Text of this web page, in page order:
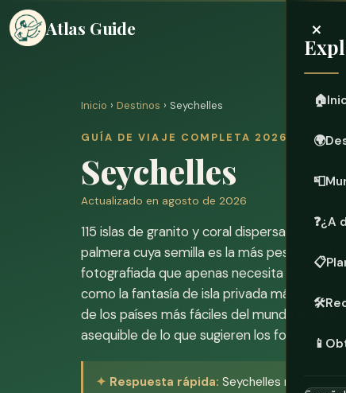
Atlas Guide ×
🏠
🌍
📮
❓¿A
📋
🛠️
📱
Inicio › Destinos › Seychelles
GUÍA DE VIAJE COMPLETA 2026
Seychelles
Actualizado en agosto de 2026
115 islas de granito y coral dispersas por el
palmera cuya semilla es la más pesada del
fotografiada que apenas necesita pie de
como la fantasía de isla privada más
de los países más fáciles del mundo para
asequible de lo que sugieren los folletos de
Respuesta rápida: Seychelles no